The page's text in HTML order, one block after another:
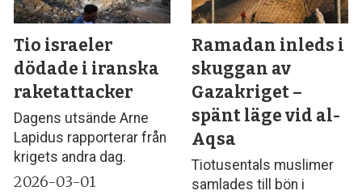
Tio israeler
dödade i iranska
raketattacker
Dagens utsände Arne
Lapidus rapporterar från
krigets andra dag.
2026-03-01
Ramadan inleds i
skuggan av
Gazakriget –
spänt läge vid al-
Aqsa
Tiotusentals muslimer
samlades till bön i